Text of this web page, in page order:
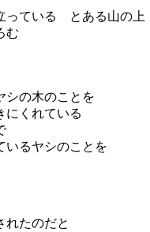
っている とある山の上
む
の木のことを
にくれている
いるヤシのことを
れたのだと